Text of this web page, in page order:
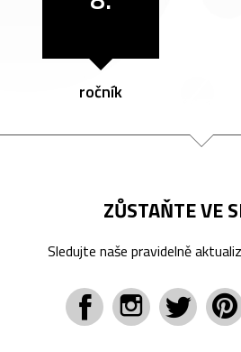
ročník
ZŮSTAŇTE VE
Sledujte naše pravidelně